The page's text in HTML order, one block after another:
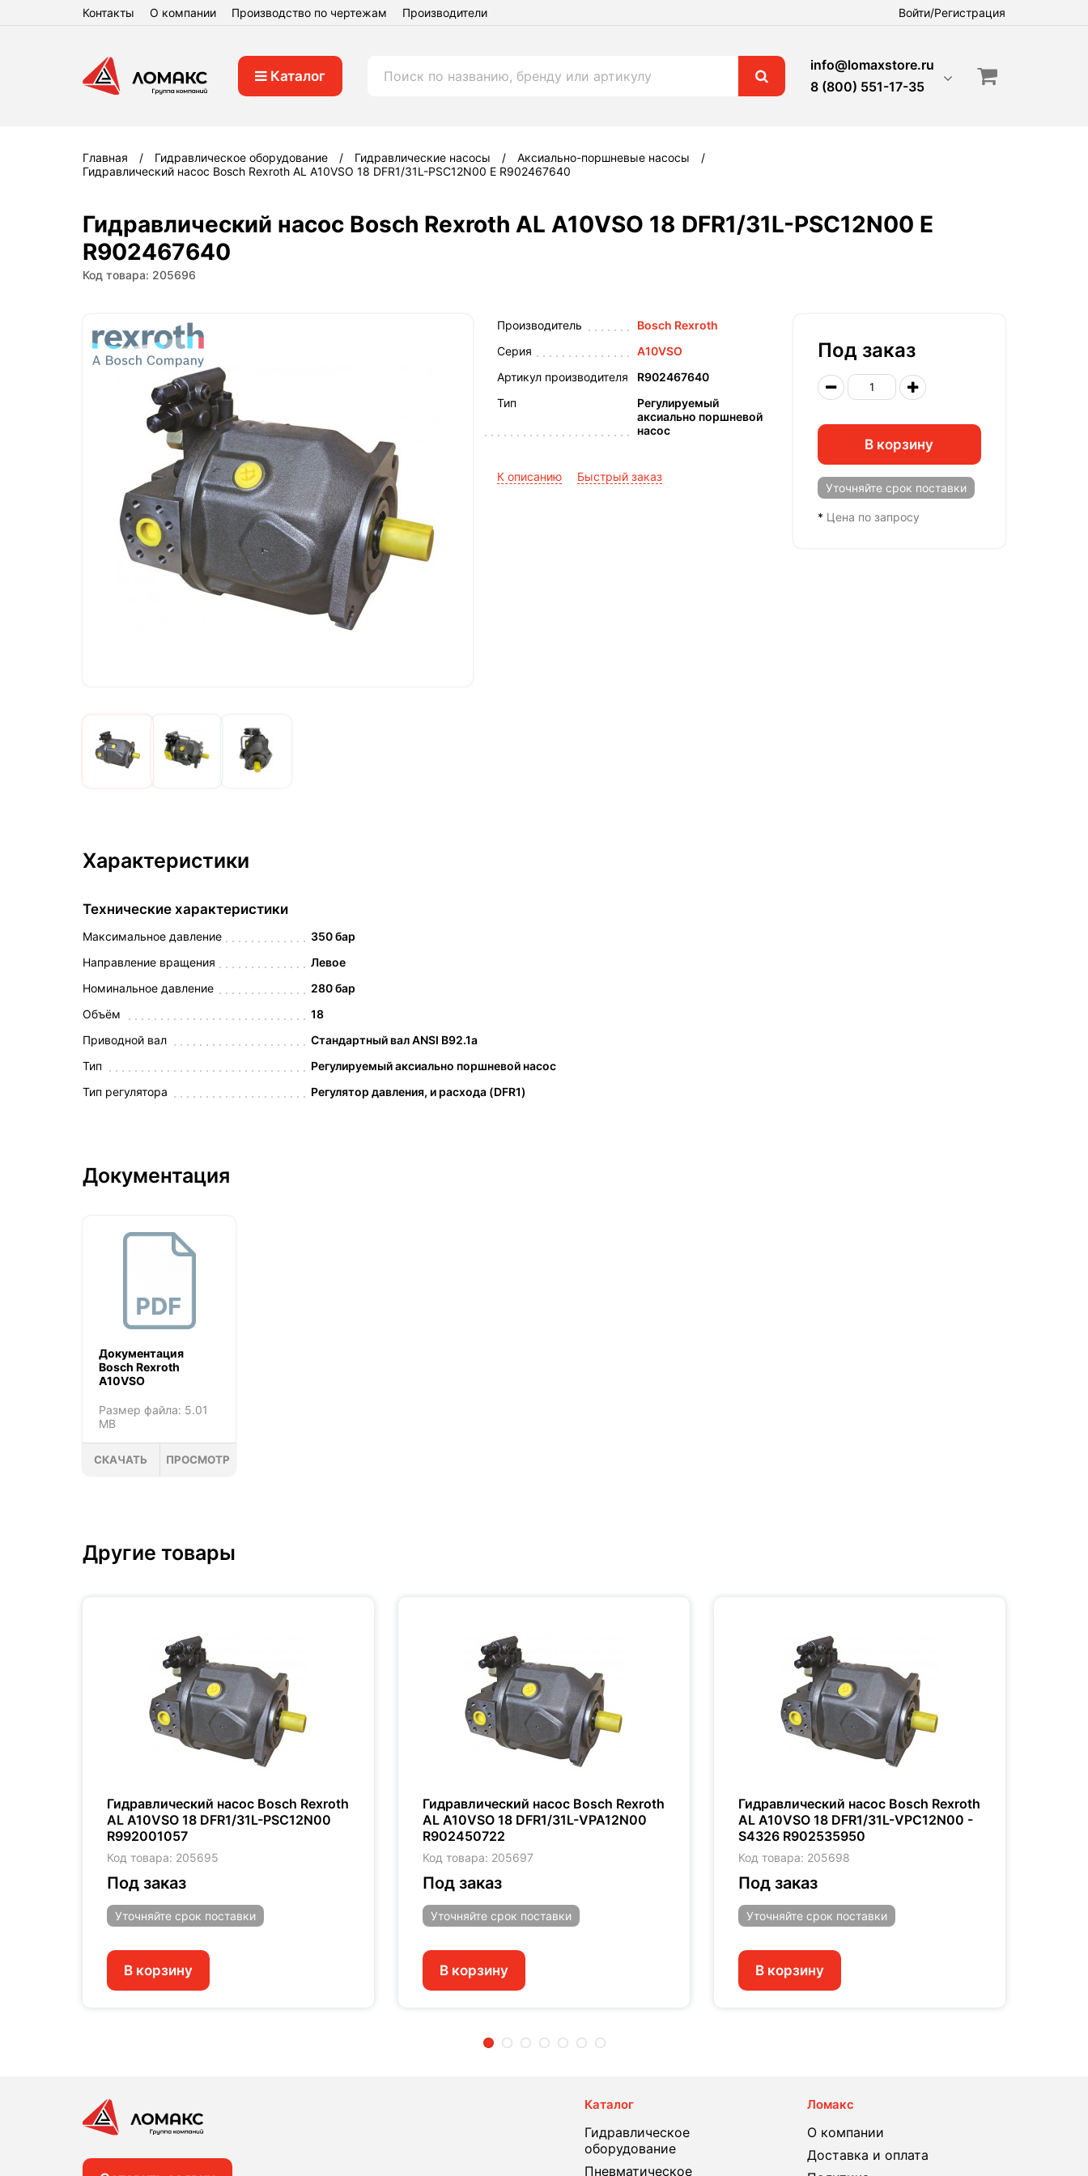
Контакты О компании Производство по чертежам Производители Войти/Регистрация
Каталог
info@lomaxstore.ru
8 (800) 551-17-35
Главная Гидравлическое оборудование Гидравлические насосы
Аксиально-поршневые насосы
Гидравлический насос Bosch Rexroth AL A10VSO 18 DFR1/31L-PSC12N00 E R902467640
Гидравлический насос Bosch Rexroth AL A10VSO 18 DFR1/31L-PSC12N00 E
R902467640
Код товара: 205696
Производитель
Bosch Rexroth
Серия
A10VSO
Артикул производителя
R902467640
Тип
Регулируемый
аксиально поршневой
насос
К описанию Быстрый заказ
Характеристики
Технические характеристики
Максимальное давление
350 бар
Направление вращения
Левое
Номинальное давление
280 бар
Объём
18
Приводной вал
Стандартный вал ANSI B92.1a
Тип
Регулируемый аксиально поршневой насос
Тип регулятора
Регулятор давления, и расхода (DFR1)
Документация
Документация
Bosch Rexroth
A10VSO
Размер файла: 5.01
MB
СКАЧАТЬ ПРОСМОТР
Под заказ
В корзину
Уточняйте срок поставки
* Цена по запросу
Другие товары
Гидравлический насос Bosch Rexroth
AL A10VSO 18 DFR1/31L-PSC12N00
R992001057
Код товара: 205695
Под заказ
Уточняйте срок поставки
В корзину
Гидравлический насос Bosch Rexroth
AL A10VSO 18 DFR1/31L-VPA12N00
R902450722
Код товара: 205697
Под заказ
Уточняйте срок поставки
В корзину
Гидравлический насос Bosch Rexroth
AL A10VSO 18 DFR1/31L-VPC12N00 -
S4326 R902535950
Код товара: 205698
Под заказ
Уточняйте срок поставки
В корзину
Каталог
Гидравлическое
оборудование
Пневматическое
Ломакс
О компании
Доставка и оплата